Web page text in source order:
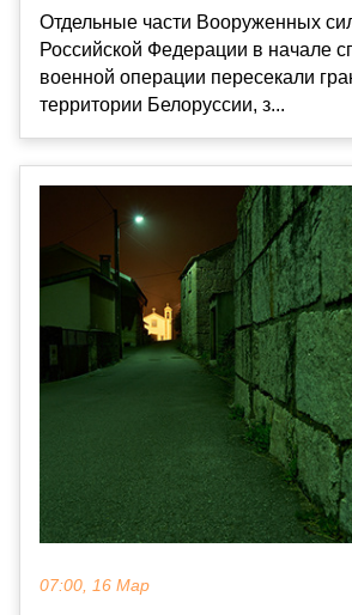
Отдельные части Вооруженных
Российской Федерации в начале
военной операции пересекали
территории Белоруссии, з...
07:00, 16 Мар